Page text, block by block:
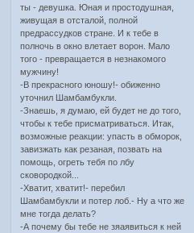
ты - девушка. Юная и простодушная,
живущая в отсталой, полной
предрассудков стране. И к тебе в
полночь в окно влетает ворон. Мало
того - превращается в незнакомого
мужчину!
-В прекрасного юношу!- обиженно
уточнил Шамбамбукли.
-Знаешь, я думаю, ей будет не до того,
чтобы к тебе присматриваться. Итак,
возможные реакции: упасть в обморок,
завизжать как резаная, позвать на
помощь, огреть тебя по лбу
сковородкой...
-Хватит, хватит!- перебил
Шамбамбукли и потер лоб.- Ну а что же
мне тогда делать?
-А почему бы тебе не зяаявиться к ней